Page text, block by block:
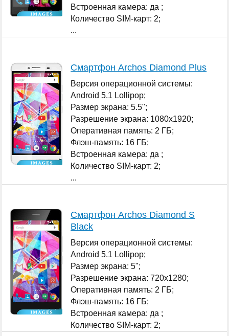
Встроенная камера: да ;
Количество SIM-карт: 2;
...
Смартфон Archos Diamond Plus
Версия операционной системы:
Android 5.1 Lollipop;
Размер экрана: 5.5";
Разрешение экрана: 1080x1920;
Оперативная память: 2 ГБ;
Флэш-память: 16 ГБ;
Встроенная камера: да ;
Количество SIM-карт: 2;
...
Смартфон Archos Diamond S
Black
Версия операционной системы:
Android 5.1 Lollipop;
Размер экрана: 5";
Разрешение экрана: 720x1280;
Оперативная память: 2 ГБ;
Флэш-память: 16 ГБ;
Встроенная камера: да ;
Количество SIM-карт: 2;